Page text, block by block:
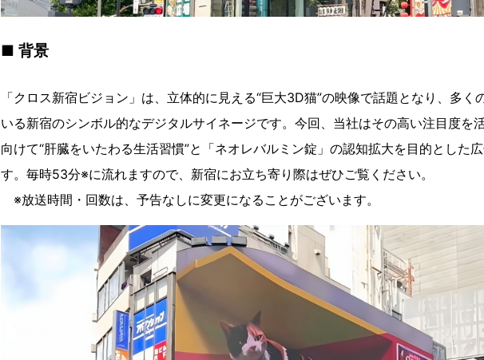
■ 背景
「クロス新宿ビジョン」は、立体的に見える“巨大3D猫”の映像で話題となり、多く
いる新宿のシンボル的なデジタルサイネージです。今回、当社はその高い注目度を
向けて“肝臓をいたわる生活習慣”と「ネオレバルミン錠」の認知拡大を目的とした
す。毎時53分※に流れますので、新宿にお立ち寄り際はぜひご覧ください。
※放送時間・回数は、予告なしに変更になることがございます。